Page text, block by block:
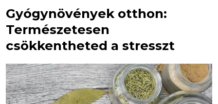
Gyógynövények otthon:
Természetesen
csökkentheted a stresszt